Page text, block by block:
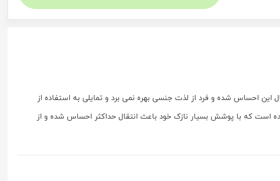
از افراد باعث عدم انتقال این احساس شده و فرد از لذت جنسی بهره نمی برد و تمایلی به استفاده از
است که با پوشش بسیار نازک خود باعث انتقال حداکثر احساس شده و از